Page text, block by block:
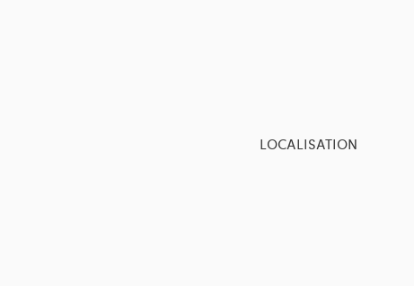
LOCALISATION